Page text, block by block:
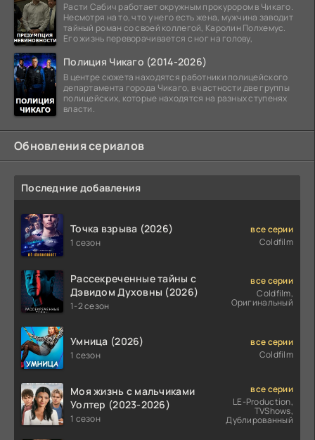
Расти Сабич работает окружным прокурором в Чикаго.
Несмотря на то, что у него есть жена, мужчина заводит
тайный роман со своей коллегой, Каролин Полхемус.
Его жизнь переворачивается с ног на голову,
Полиция Чикаго (2014-2026)
В центре сюжета находятся работники полицейского
департамента города Чикаго, в частности две группы
полицейских, которые находятся на разных ступенях
власти.
Обновления сериалов
Последние добавления
Точка взрыва (2026)
1 сезон
все серии
Coldfilm
Рассекреченные тайны с
Дэвидом Духовны (2026)
1-2 сезон
все серии
Coldfilm,
Оригинальный
Умница (2026)
1 сезон
все серии
Coldfilm
Моя жизнь с мальчиками
Уолтер (2023-2026)
1 сезон
все серии
LE-Production,
TVShows,
Дублированный